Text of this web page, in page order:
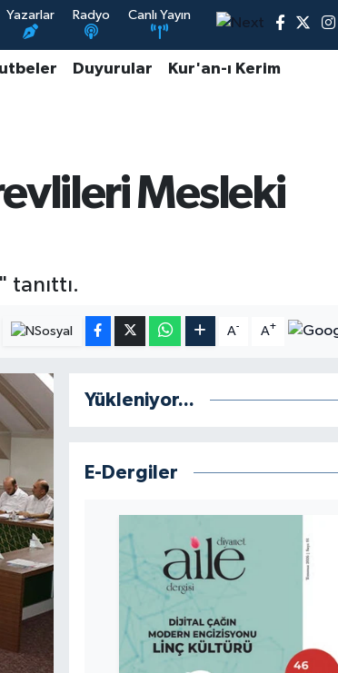
Yazarlar Radyo Canlı Yayın
Duyurular Kur'an-ı Kerim
Mesleki
tanıttı.
A- A+
Yükleniyor...
E-Dergiler